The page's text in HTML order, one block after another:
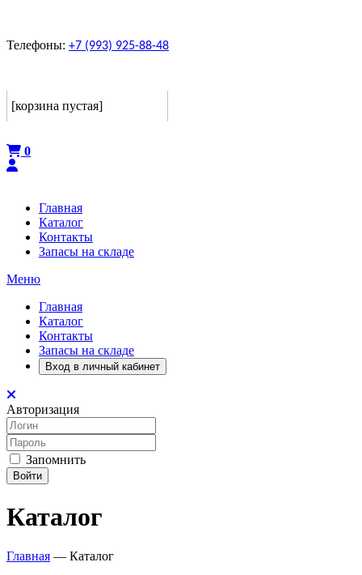
Телефоны: +7 (993) 925-88-48
[корзина пустая]
0
Главная
Каталог
Контакты
Запасы на складе
Меню
Главная
Каталог
Контакты
Запасы на складе
Вход в личный кабинет
Авторизация
Запомнить
Войти
Каталог
Главная — Каталог